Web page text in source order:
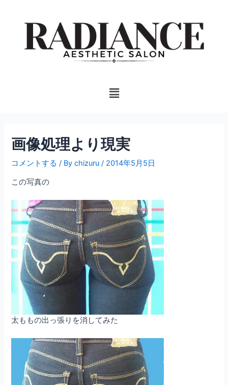
Menu
画像処理より現実
コメントする / Bychizuru/ 2014年5月5日
この写真の
太ももの出っ張りを消してみた
ビ
ゲ